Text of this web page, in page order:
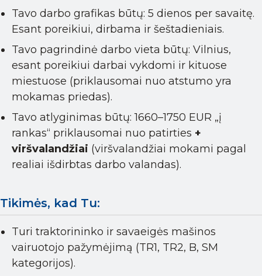
Tavo darbo grafikas būtų: 5 dienos per savaitę.
Esant poreikiui, dirbama ir šeštadieniais.
Tavo pagrindinė darbo vieta būtų: Vilnius,
esant poreikiui darbai vykdomi ir kituose
miestuose (priklausomai nuo atstumo yra
mokamas priedas).
Tavo atlyginimas būtų: 1660–1750 EUR „į
rankas“ priklausomai nuo patirties +
viršvalandžiai (viršvalandžiai mokami pagal
realiai išdirbtas darbo valandas).
Tikimės, kad Tu:
Turi traktorininko ir savaeigės mašinos
vairuotojo pažymėjimą (TR1, TR2, B, SM
kategorijos).